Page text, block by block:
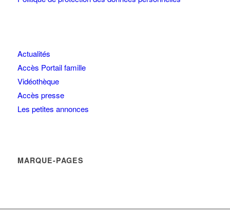
Actualités
Accès Portail famille
Vidéothèque
Accès presse
Les petites annonces
MARQUE-PAGES